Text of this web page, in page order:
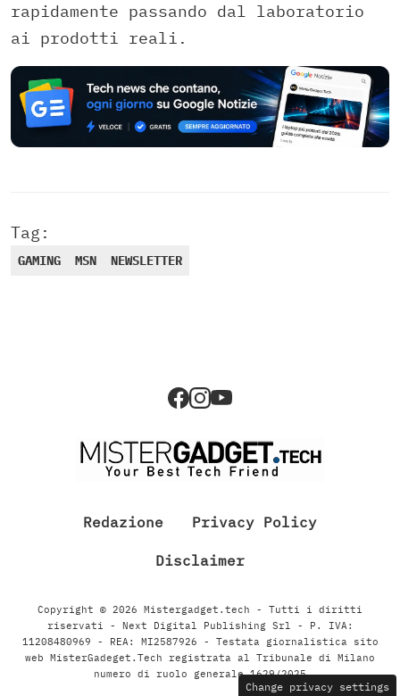
rapidamente passando dal laboratorio
ai prodotti reali.
Tag:
GAMING MSN NEWSLETTER
Redazione Privacy Policy
Disclaimer
Copyright © 2026 Mistergadget.tech - Tutti i diritti
riservati - Next Digital Publishing Srl - P. IVA:
11208480969 - REA: MI2587926 - Testata giornalistica sito
web MisterGadeget.Tech registrata al Tribunale di Milano
numero di ruolo generale 1629/2025
Change privacy settings